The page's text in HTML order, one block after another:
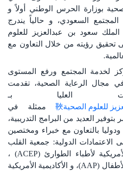
بوزارة الحرس الوطني أولاً ‏و
السعودي، و حالياً يندرج
سعود بن عبدالعزيز ‏للعلوم
تحقيق رؤيته من خلال التعاون مع
لخدمة المجتمع ورفع المستوى
في مجال الرعاية الصحية، ‏تقدمت
العليا بـ
للعلوم الصحية
ممثلة في
العديد من البرامج التدريبية،
بالتعاون مع خبراء ومختصين
الاعتمادات الدولية: جمعية القلب
الأمريكية‎ (AHA)‎، الكلية الأمريكية لأطباء الطوارئ‎ ‎‎(ACEP) ‎،
والأكاديمية الأمريكية لطب الأطفال AAP)‎)، و الأكاديمية الأمريكية